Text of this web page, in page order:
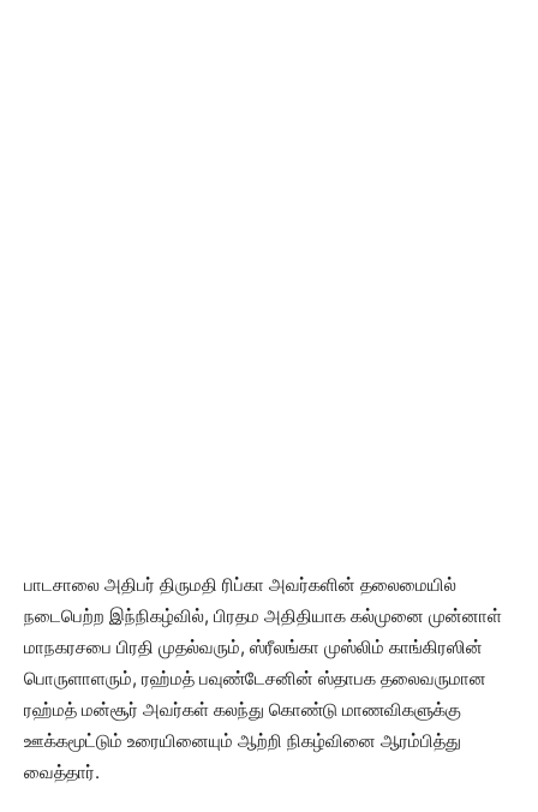
பாடசாலை அதிபர் திருமதி ரிப்கா அவர்களின் தலைமையில்
நடைபெற்ற இந்நிகழ்வில், பிரதம அதிதியாக கல்முனை முன்னாள்
மாநகரசபை பிரதி முதல்வரும், ஸ்ரீலங்கா முஸ்லிம் காங்கிரஸின்
பொருளாளரும், ரஹ்மத் பவுண்டேசனின் ஸ்தாபக தலைவருமான
ரஹ்மத் மன்சூர் அவர்கள் கலந்து கொண்டு மாணவிகளுக்கு
ஊக்கமூட்டும் உரையினையும் ஆற்றி நிகழ்வினை ஆரம்பித்து
வைத்தார்.